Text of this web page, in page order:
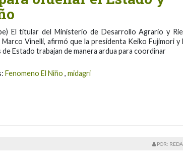
El titular del Ministerio de Desarrollo Agrario y
Marco Vinelli, afirmó que la presidenta Keiko Fujimori y
Estado trabajan de manera ardua para coordinar
Fenomeno El Niño , midagri
POR: